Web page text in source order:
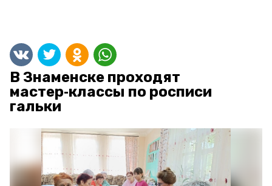
В Знаменске проходят
мастер‑классы по росписи
гальки